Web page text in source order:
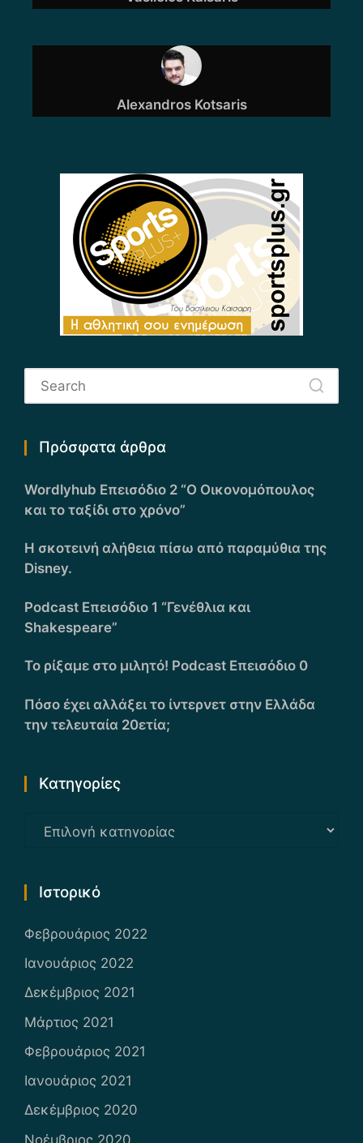
Alexandros Kotsaris
Πρόσφατα άρθρα
Wordlyhub Επεισόδιο 2 “Ο Οικονομόπουλος
και το ταξίδι στο χρόνο”
Η σκοτεινή αλήθεια πίσω από παραμύθια της
Disney.
Podcast Επεισόδιο 1 “Γενέθλια και
Shakespeare”
Το ρίξαμε στο μιλητό! Podcast Επεισόδιο 0
Πόσο έχει αλλάξει το ίντερνετ στην Ελλάδα
την τελευταία 20ετία;
Kατηγορίες
Kατηγορίες
Ιστορικό
Φεβρουάριος 2022
Ιανουάριος 2022
Δεκέμβριος 2021
Μάρτιος 2021
Φεβρουάριος 2021
Ιανουάριος 2021
Δεκέμβριος 2020
Νοέμβριος 2020